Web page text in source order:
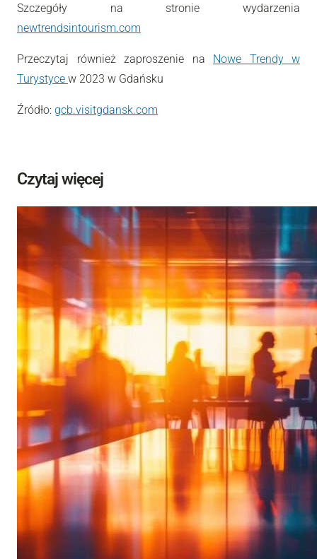
Szczegóły na stronie wydarzenia
newtrendsintourism.com
Przeczytaj również zaproszenie na Nowe Trendy w
Turystyce w 2023 w Gdańsku
Źródło: gcb.visitgdansk.com
Czytaj więcej